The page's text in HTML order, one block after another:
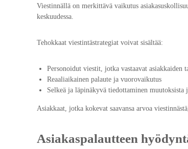
Viestinnällä on merkittävä vaikutus
keskuudessa.
Tehokkaat viestintästrategiat voivat sisältää:
Personoidut viestit, jotka vastaavat asiakkaiden
Reaaliaikainen palaute ja vuorovaikutus
Selkeä ja läpinäkyvä tiedottaminen muutoksista
Asiakkaat, jotka kokevat saavansa arvoa
Asiakaspalautteen